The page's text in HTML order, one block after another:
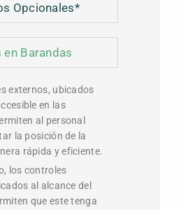
Opcionales*
Barandas
externos, ubicados
en las
al personal
la posición de la
rápida y eficiente.
los controles
al alcance del
que este tenga